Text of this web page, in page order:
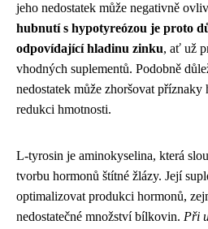
jeho nedostatek může negativně
hubnutí s hypotyreózou je proto
odpovídající hladinu zinku, ať už
vhodných suplementů. Podobně
nedostatek může zhoršovat
redukci hmotnosti.
L-tyrosin je aminokyselina, která
tvorbu hormonů štítné žlázy. Její
optimalizovat produkci hormonů,
nedostatečné množství bílkovin. Při